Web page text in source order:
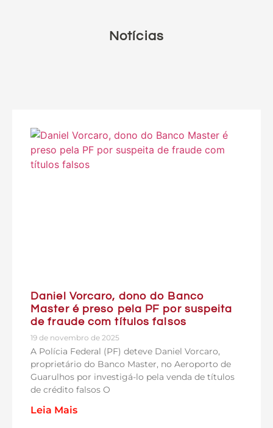
Notícias
Daniel Vorcaro, dono do Banco
Master é preso pela PF por suspeita
de fraude com títulos falsos
19 de novembro de 2025
A Polícia Federal (PF) deteve Daniel Vorcaro,
proprietário do Banco Master, no Aeroporto de
Guarulhos por investigá-lo pela venda de títulos
de crédito falsos O
Leia Mais